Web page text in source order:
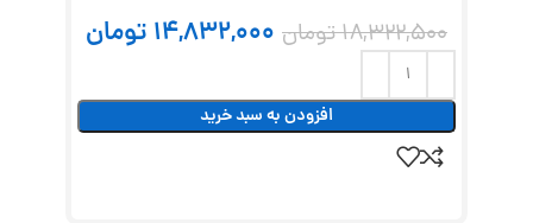
18,322,500تومان 14,832,000 تومان
افزودن به سبد خرید